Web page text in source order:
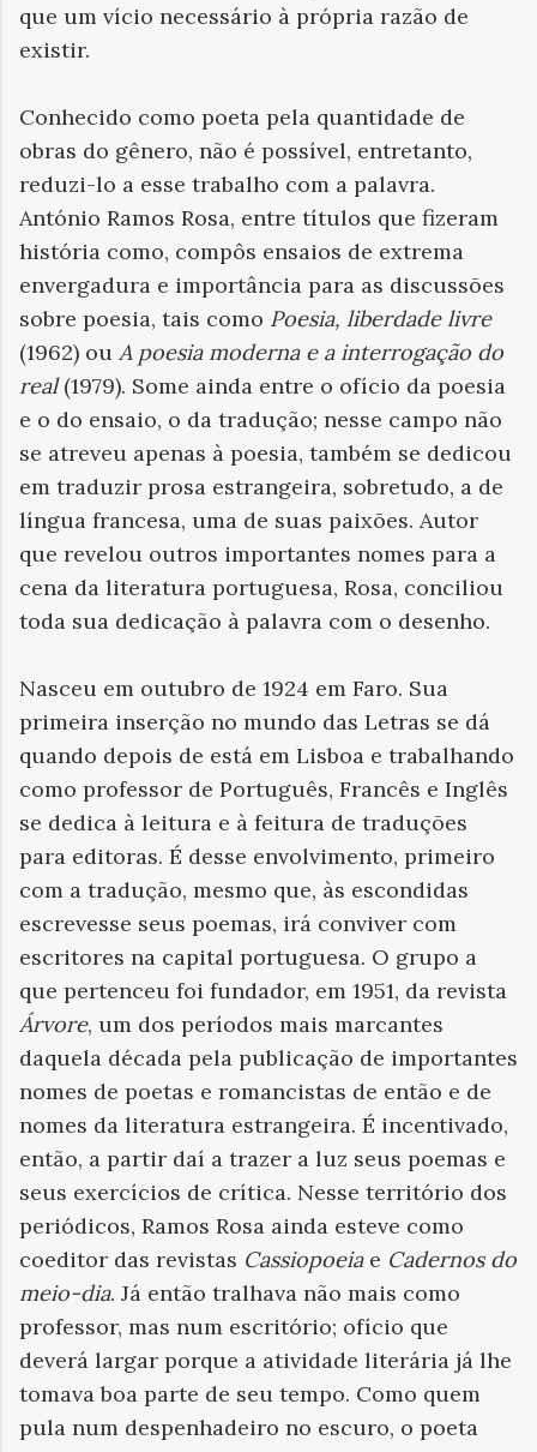
que um vício necessário à própria razão de
existir.
Conhecido como poeta pela quantidade de
obras do gênero, não é possível, entretanto,
reduzi-lo a esse trabalho com a palavra.
António Ramos Rosa, entre títulos que fizeram
história como, compôs ensaios de extrema
envergadura e importância para as discussões
sobre poesia, tais como Poesia, liberdade livre
(1962) ou A poesia moderna e a interrogação do
real(1979). Some ainda entre o ofício da poesia
e o do ensaio, o da tradução; nesse campo não
se atreveu apenas à poesia, também se dedicou
em traduzir prosa estrangeira, sobretudo, a de
língua francesa, uma de suas paixões. Autor
que revelou outros importantes nomes para a
cena da literatura portuguesa, Rosa, conciliou
toda sua dedicação à palavra com o desenho.
Nasceu em outubro de 1924 em Faro. Sua
primeira inserção no mundo das Letras se dá
quando depois de está em Lisboa e trabalhando
como professor de Português, Francês e Inglês
se dedica à leitura e à feitura de traduções
para editoras. É desse envolvimento, primeiro
com a tradução, mesmo que, às escondidas
escrevesse seus poemas, irá conviver com
escritores na capital portuguesa. O grupo a
que pertenceu foi fundador, em 1951, da revista
Árvore, um dos períodos mais marcantes
daquela década pela publicação de importantes
nomes de poetas e romancistas de então e de
nomes da literatura estrangeira. É incentivado,
então, a partir daí a trazer a luz seus poemas e
seus exercícios de crítica. Nesse território dos
periódicos, Ramos Rosa ainda esteve como
coeditor das revistas Cassiopoeiae Cadernos do
meio-dia. Já então tralhava não mais como
professor, mas num escritório; ofício que
deverá largar porque a atividade literária já lhe
tomava boa parte de seu tempo. Como quem
pula num despenhadeiro no escuro, o poeta